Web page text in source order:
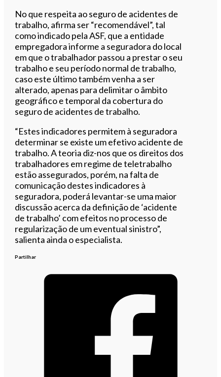
No que respeita ao seguro de acidentes de
trabalho, afirma ser “recomendável”, tal
como indicado pela ASF, que a entidade
empregadora informe a seguradora do local
em que o trabalhador passou a prestar o seu
trabalho e seu período normal de trabalho,
caso este último também venha a ser
alterado, apenas para delimitar o âmbito
geográfico e temporal da cobertura do
seguro de acidentes de trabalho.
“Estes indicadores permitem à seguradora
determinar se existe um efetivo acidente de
trabalho. A teoria diz-nos que os direitos dos
trabalhadores em regime de teletrabalho
estão assegurados, porém, na falta de
comunicação destes indicadores à
seguradora, poderá levantar-se uma maior
discussão acerca da definição de ‘acidente
de trabalho’ com efeitos no processo de
regularização de um eventual sinistro”,
salienta ainda o especialista.
Partilhar